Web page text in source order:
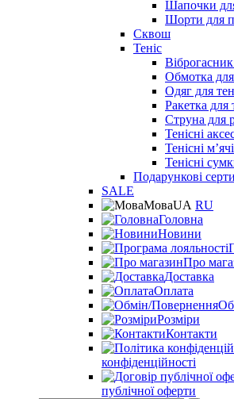
Шапочки
Шорти для
Сквош
Теніс
Обмотка
Одяг для
Ракетка для
Струна для
Тенісні
Тенісні мʼячі
Тенісні
Подарункові
SALE
МоваUA RU
Головна
Новини
Про
Доставка
Оплата
Розміри
Контакти
конфіденційності
публічної оферти